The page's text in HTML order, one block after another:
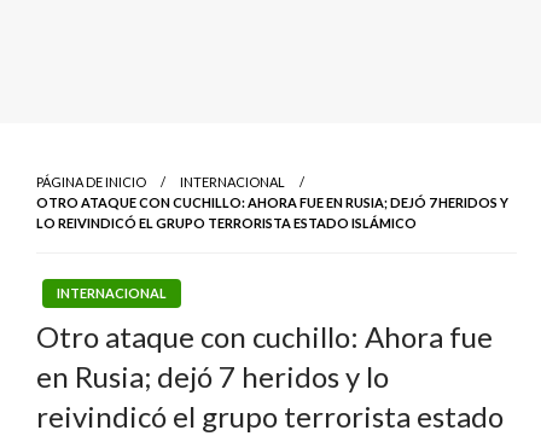
PÁGINA DE INICIO
INTERNACIONAL
OTRO ATAQUE CON CUCHILLO: AHORA FUE EN RUSIA; DEJÓ 7 HERIDOS Y
LO REIVINDICÓ EL GRUPO TERRORISTA ESTADO ISLÁMICO
INTERNACIONAL
Otro ataque con cuchillo: Ahora fue
en Rusia; dejó 7 heridos y lo
reivindicó el grupo terrorista estado